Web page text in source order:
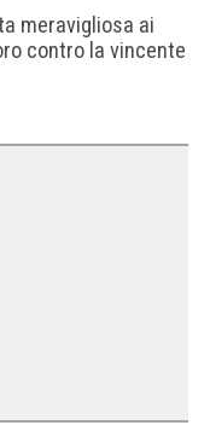
meravigliosa ai
contro la vincente